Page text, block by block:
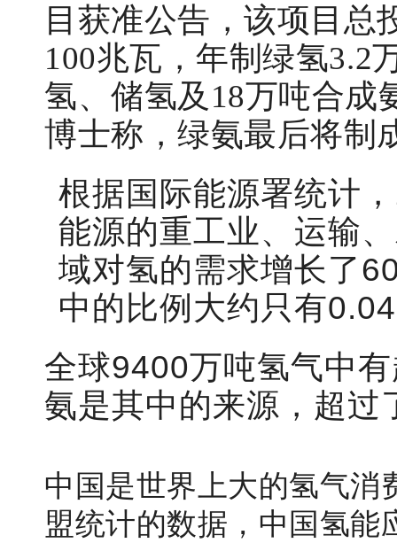
目获准公告，该项目总
100兆瓦，年制绿氢3.2
氢、储氢及18万吨合成
博士称，绿氨最后将制
根据国际能源署统计
能源的重工业、运输
域对氢的需求增长了
中的比例大约只有
全球9400万吨氢气中
氨是其中的来源，超
中国是世界上大的氢气消
盟统计的数据，中国氢